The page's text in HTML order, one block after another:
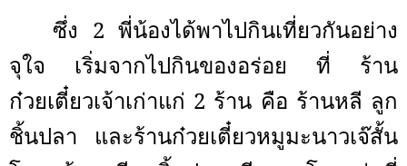
ซึ่ง 2 พี่น้องได้พาไปกินเที่ยวกันอย่าง
จุใจ เริ่มจากไปกินของอร่อย ที่ ร้าน
ก๋วยเตี๋ยวเจ้าเก่าแก่ 2 ร้าน คือ ร้านหลี ลูก
ชิ้นปลา และร้านก๋วยเตี๋ยวหมูมะนาวเจ๊สั้น